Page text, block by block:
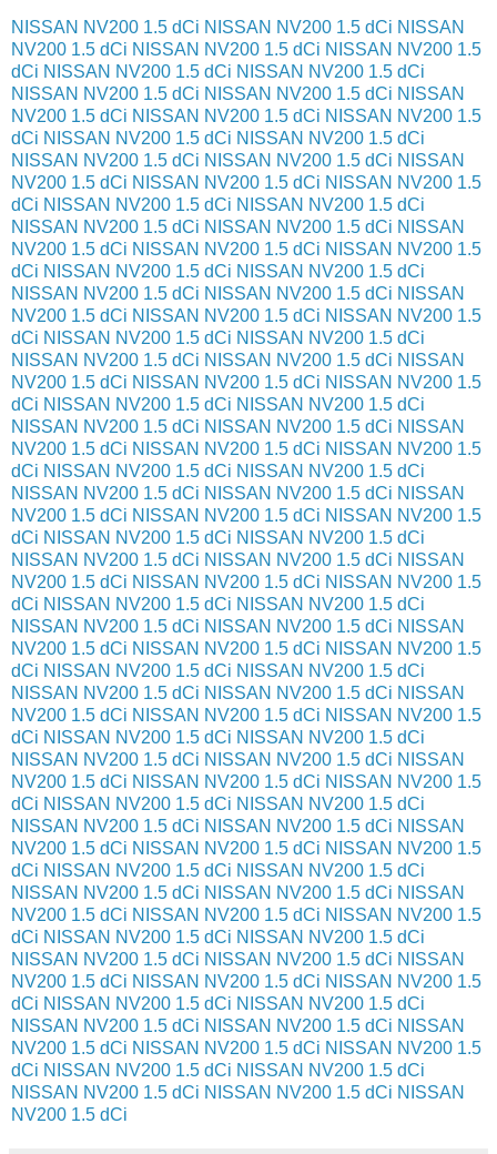
NISSAN NV200 1.5 dCi NISSAN NV200 1.5 dCi NISSAN
NV200 1.5 dCi NISSAN NV200 1.5 dCi NISSAN NV200 1.5
dCi NISSAN NV200 1.5 dCi NISSAN NV200 1.5 dCi
NISSAN NV200 1.5 dCi NISSAN NV200 1.5 dCi NISSAN
NV200 1.5 dCi NISSAN NV200 1.5 dCi NISSAN NV200 1.5
dCi NISSAN NV200 1.5 dCi NISSAN NV200 1.5 dCi
NISSAN NV200 1.5 dCi NISSAN NV200 1.5 dCi NISSAN
NV200 1.5 dCi NISSAN NV200 1.5 dCi NISSAN NV200 1.5
dCi NISSAN NV200 1.5 dCi NISSAN NV200 1.5 dCi
NISSAN NV200 1.5 dCi NISSAN NV200 1.5 dCi NISSAN
NV200 1.5 dCi NISSAN NV200 1.5 dCi NISSAN NV200 1.5
dCi NISSAN NV200 1.5 dCi NISSAN NV200 1.5 dCi
NISSAN NV200 1.5 dCi NISSAN NV200 1.5 dCi NISSAN
NV200 1.5 dCi NISSAN NV200 1.5 dCi NISSAN NV200 1.5
dCi NISSAN NV200 1.5 dCi NISSAN NV200 1.5 dCi
NISSAN NV200 1.5 dCi NISSAN NV200 1.5 dCi NISSAN
NV200 1.5 dCi NISSAN NV200 1.5 dCi NISSAN NV200 1.5
dCi NISSAN NV200 1.5 dCi NISSAN NV200 1.5 dCi
NISSAN NV200 1.5 dCi NISSAN NV200 1.5 dCi NISSAN
NV200 1.5 dCi NISSAN NV200 1.5 dCi NISSAN NV200 1.5
dCi NISSAN NV200 1.5 dCi NISSAN NV200 1.5 dCi
NISSAN NV200 1.5 dCi NISSAN NV200 1.5 dCi NISSAN
NV200 1.5 dCi NISSAN NV200 1.5 dCi NISSAN NV200 1.5
dCi NISSAN NV200 1.5 dCi NISSAN NV200 1.5 dCi
NISSAN NV200 1.5 dCi NISSAN NV200 1.5 dCi NISSAN
NV200 1.5 dCi NISSAN NV200 1.5 dCi NISSAN NV200 1.5
dCi NISSAN NV200 1.5 dCi NISSAN NV200 1.5 dCi
NISSAN NV200 1.5 dCi NISSAN NV200 1.5 dCi NISSAN
NV200 1.5 dCi NISSAN NV200 1.5 dCi NISSAN NV200 1.5
dCi NISSAN NV200 1.5 dCi NISSAN NV200 1.5 dCi
NISSAN NV200 1.5 dCi NISSAN NV200 1.5 dCi NISSAN
NV200 1.5 dCi NISSAN NV200 1.5 dCi NISSAN NV200 1.5
dCi NISSAN NV200 1.5 dCi NISSAN NV200 1.5 dCi
NISSAN NV200 1.5 dCi NISSAN NV200 1.5 dCi NISSAN
NV200 1.5 dCi NISSAN NV200 1.5 dCi NISSAN NV200 1.5
dCi NISSAN NV200 1.5 dCi NISSAN NV200 1.5 dCi
NISSAN NV200 1.5 dCi NISSAN NV200 1.5 dCi NISSAN
NV200 1.5 dCi NISSAN NV200 1.5 dCi NISSAN NV200 1.5
dCi NISSAN NV200 1.5 dCi NISSAN NV200 1.5 dCi
NISSAN NV200 1.5 dCi NISSAN NV200 1.5 dCi NISSAN
NV200 1.5 dCi NISSAN NV200 1.5 dCi NISSAN NV200 1.5
dCi NISSAN NV200 1.5 dCi NISSAN NV200 1.5 dCi
NISSAN NV200 1.5 dCi NISSAN NV200 1.5 dCi NISSAN
NV200 1.5 dCi NISSAN NV200 1.5 dCi NISSAN NV200 1.5
dCi NISSAN NV200 1.5 dCi NISSAN NV200 1.5 dCi
NISSAN NV200 1.5 dCi NISSAN NV200 1.5 dCi NISSAN
NV200 1.5 dCi NISSAN NV200 1.5 dCi NISSAN NV200 1.5
dCi NISSAN NV200 1.5 dCi NISSAN NV200 1.5 dCi
NISSAN NV200 1.5 dCi NISSAN NV200 1.5 dCi NISSAN
NV200 1.5 dCi